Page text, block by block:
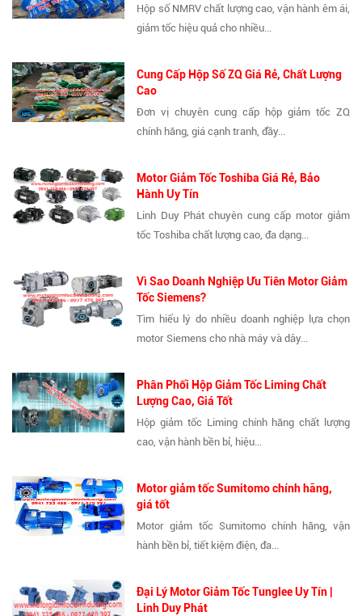
Hộp số NMRV chất lượng cao, vận hành êm ái,
giảm tốc hiệu quả cho nhiều...
Cung Cấp Hộp Số ZQ Giá Rẻ, Chất Lượng
Cao
Đơn vị chuyên cung cấp hộp giảm tốc ZQ
chính hãng, giá cạnh tranh, đầy...
Motor Giảm Tốc Toshiba Giá Rẻ, Bảo
Hành Uy Tín
Linh Duy Phát chuyên cung cấp motor giảm
tốc Toshiba chất lượng cao, đa dạng...
Vì Sao Doanh Nghiệp Ưu Tiên Motor Giảm
Tốc Siemens?
Tìm hiểu lý do nhiều doanh nghiệp lựa chọn
motor Siemens cho nhà máy và dây...
Phân Phối Hộp Giảm Tốc Liming Chất
Lượng Cao, Giá Tốt
Hộp giảm tốc Liming chính hãng chất lượng
cao, vận hành bền bỉ, hiệu...
Motor giảm tốc Sumitomo chính hãng,
giá tốt
Motor giảm tốc Sumitomo chính hãng, vận
hành bền bỉ, tiết kiệm điện, đa...
Đại Lý Motor Giảm Tốc Tunglee Uy Tín |
Linh Duy Phát